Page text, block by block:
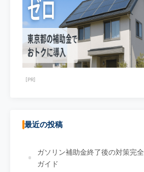
[PR]
最近の投稿
ガソリン補助金終了後の対策完全
ガイド